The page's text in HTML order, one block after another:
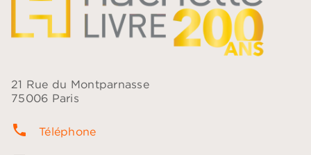
21 Rue du Montparnasse
75006 Paris
phone Téléphone